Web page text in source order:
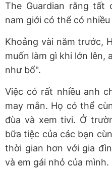
The Guardian rằng tất
nam giới có thể có
Khoảng vài năm trước,
muốn làm gì khi lớn lên,
như bố".
Việc có rất nhiều anh
may mắn. Họ có thể
đùa và xem tivi. Ở
bữa tiệc của các bạn
thời gian hơn với gia
và em gái nhỏ của mình.